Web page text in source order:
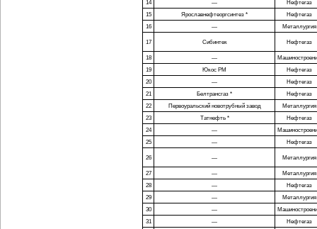
14 —
Нефтегаз
15
Ярославнефтеоргсинтез *
Нефтегаз
16
— Металлургия
17 Сибинтек Нефтегаз
18 —
19
Юкос РМ
Нефтегаз
20
—
Нефтегаз
21
Белтрансгаз *
Нефтегаз
22
Первоуральский новотрубный завод
Металлургия
23
Татнефть *
Нефтегаз
24
—
25
— Нефтегаз
26 — Металлургия
27 —
Металлургия
28
—
Нефтегаз
29
—
Металлургия
30
—
31
—
Нефтегаз